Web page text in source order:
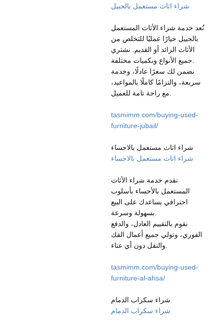
شراء اثاث مستعمل بالجبيل
تُعد خدمة شراء الأثاث المستعمل
بالجبيل خيارًا عمليًا للتخلص من
الأثاث الزائد أو القديم. نشتري
نضمن لك سعرًا عادلًا، وخدمة
سريعة، والتزامًا كاملًا بالمواعيد،
tasmimm.com/buying-used-
furniture-jubail/
شراء اثاث مستعمل بالاحساء
شراء اثاث مستعمل بالاحساء
نقدم خدمة شراء الأثاث
المستعمل بالأحساء بأسلوب
احترافي يساعدك على البيع
نقوم بالتقييم العادل، والدفع
الفوري، وتولي جميع أعمال الفك
tasmimm.com/buying-used-
furniture-al-ahsa/
شراء سكراب الدمام
شراء سكراب الدمام